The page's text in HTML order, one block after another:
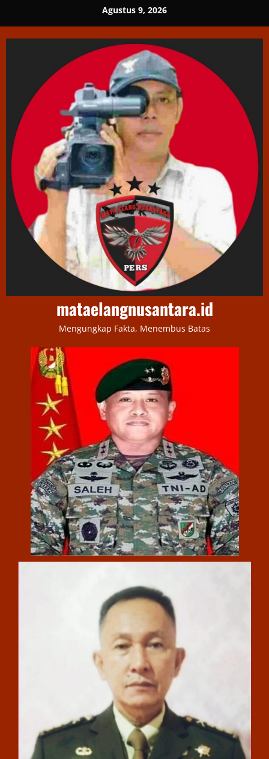
to
content
Agustus 9, 2026
mataelangnusantara.id
Mengungkap Fakta, Menembus Batas